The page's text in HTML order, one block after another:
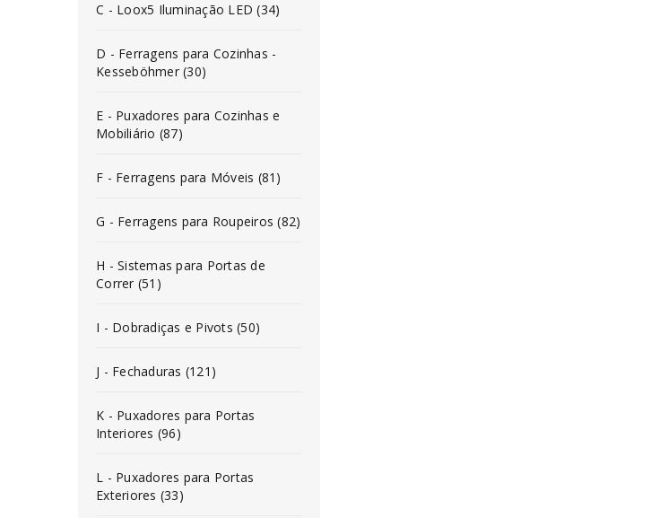
C - Loox5 Iluminação LED (34)
D - Ferragens para Cozinhas -
Kesseböhmer (30)
E - Puxadores para Cozinhas e
Mobiliário (87)
F - Ferragens para Móveis (81)
G - Ferragens para Roupeiros (82)
H - Sistemas para Portas de
Correr (51)
I - Dobradiças e Pivots (50)
J - Fechaduras (121)
K - Puxadores para Portas
Interiores (96)
L - Puxadores para Portas
Exteriores (33)